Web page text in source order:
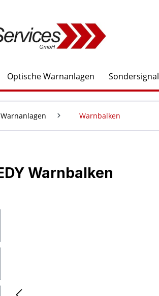
Optische Warnanlagen
Warnbalken
Warnbalken